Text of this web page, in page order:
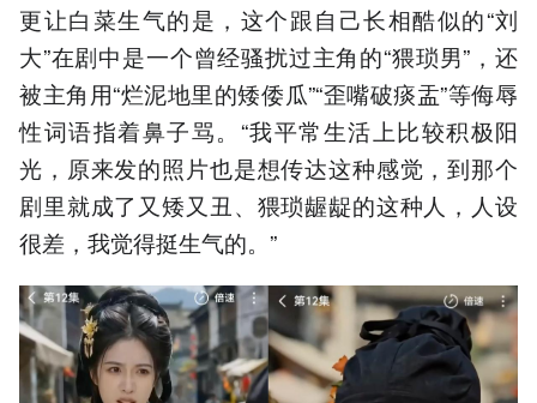
更让白菜生气的是，这个跟自己长相酷似的“刘
大”在剧中是一个曾经骚扰过主角的“猥琐男”，还
被主角用“烂泥地里的矮倭瓜”“歪嘴破痰盂”等侮辱
性词语指着鼻子骂。“我平常生活上比较积极阳
光，原来发的照片也是想传达这种感觉，到那个
剧里就成了又矮又丑、猥琐龌龊的这种人，人设
很差，我觉得挺生气的。”